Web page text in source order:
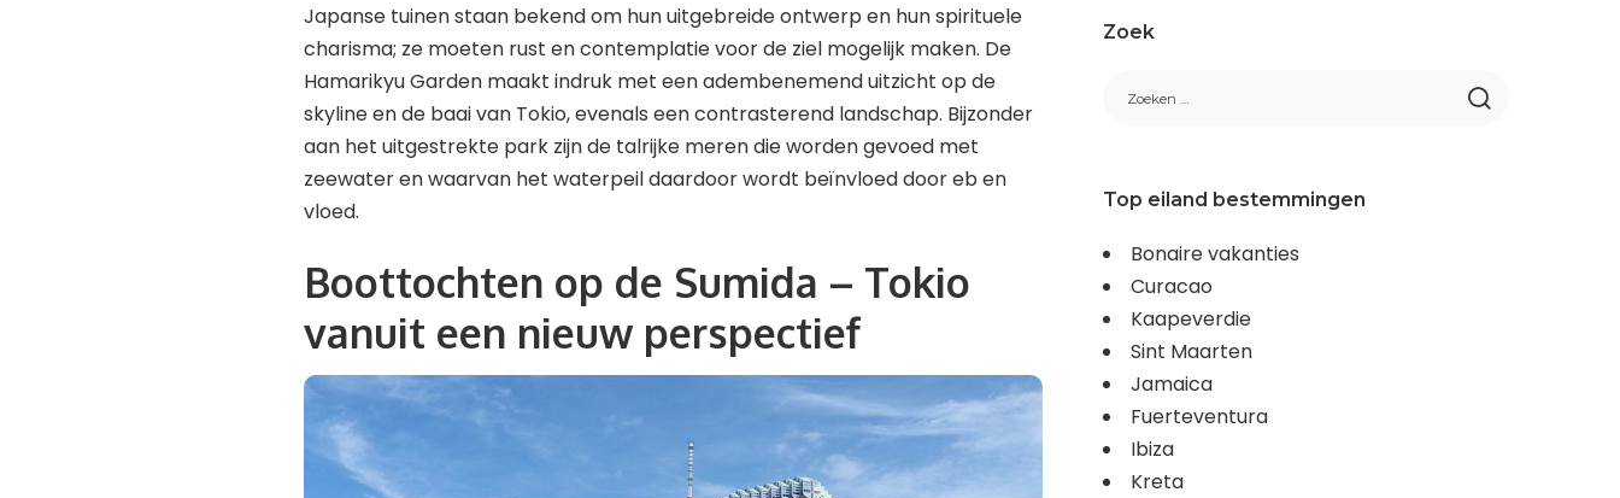
Japanse tuinen staan ​​bekend om hun uitgebreide ontwerp en hun spirituele
charisma; ze moeten rust en contemplatie voor de ziel mogelijk maken. De
Hamarikyu Garden maakt indruk met een adembenemend uitzicht op de
skyline en de baai van Tokio, evenals een contrasterend landschap. Bijzonder
aan het uitgestrekte park zijn de talrijke meren die worden gevoed met
zeewater en waarvan het waterpeil daardoor wordt beïnvloed door eb en
vloed.
Boottochten op de Sumida – Tokio
vanuit een nieuw perspectief
Zoek
Top eiland bestemmingen
Bonaire vakanties
Curacao
Kaapeverdie
Sint Maarten
Jamaica
Fuerteventura
Ibiza
Kreta